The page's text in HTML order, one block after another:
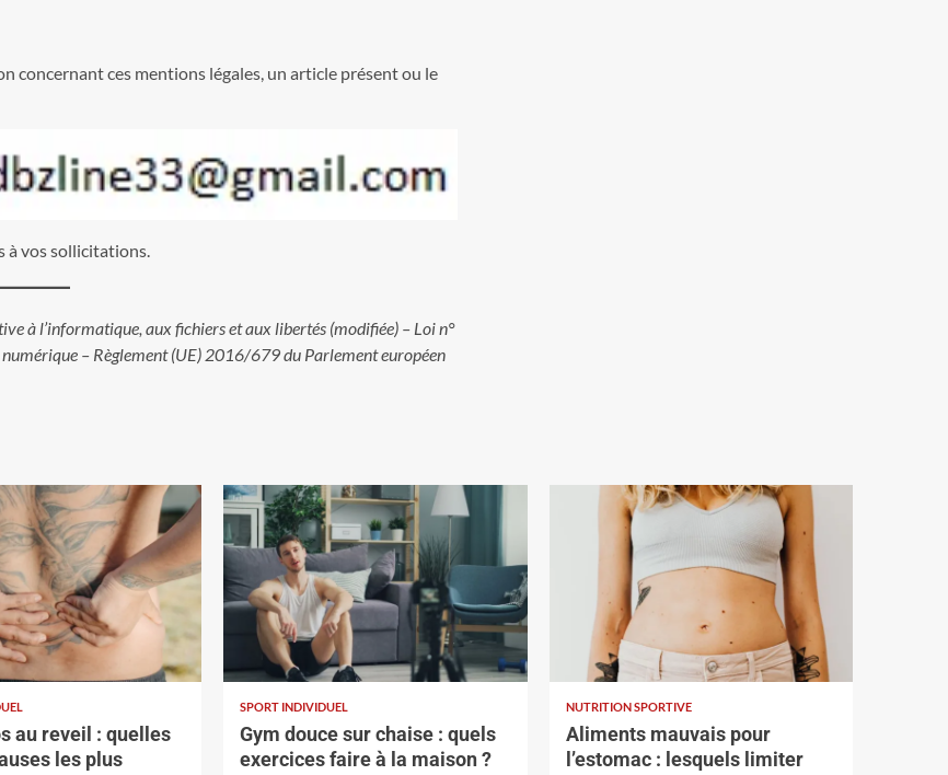
concernant ces mentions légales, un article présent ou le
à vos sollicitations.
à l’informatique, aux fichiers et aux libertés (modifiée) – Loi n°
– Règlement (UE) 2016/679 du Parlement européen
au reveil : quelles
les plus
SPORT INDIVIDUEL
Gym douce sur chaise : quels
exercices faire à la maison ?
NUTRITION SPORTIVE
Aliments mauvais pour
l’estomac : lesquels limiter